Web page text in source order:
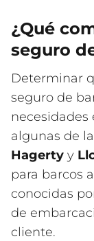
¿Qué
seguro
Determinar
seguro de
necesidades
algunas de
Hagerty y
para barcos
conocidas
de
cliente.